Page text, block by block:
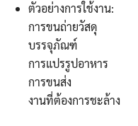
ตัวอย่างการใช้งาน:
การขนถ่ายวัสดุ
บรรจุภัณฑ์
การแปรรูปอาหาร
การขนส่ง
งานที่ต้องการชะล้าง